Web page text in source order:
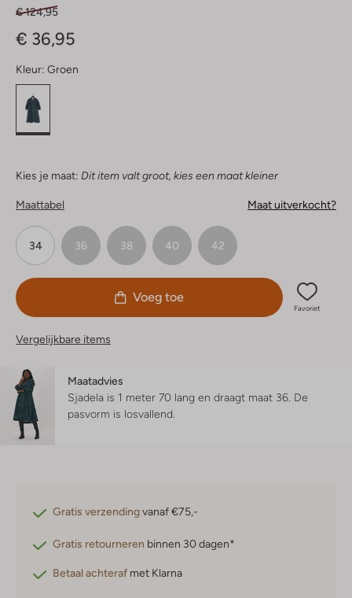
€ 124,95
€ 36,95
Kleur: Groen
Kies je maat: Dit item valt groot, kies een maat kleiner
Maattabel Maat uitverkocht?
34 36 38 40 42
Voeg toe
Favoriet
Vergelijkbare items
Maatadvies
Sjadela is 1 meter 70 lang en draagt maat 36. De
pasvorm is losvallend
Gratis verzendingvanaf €75,-
Gratis retourneren binnen 30 dagen*
Betaal achteraf met Klarna